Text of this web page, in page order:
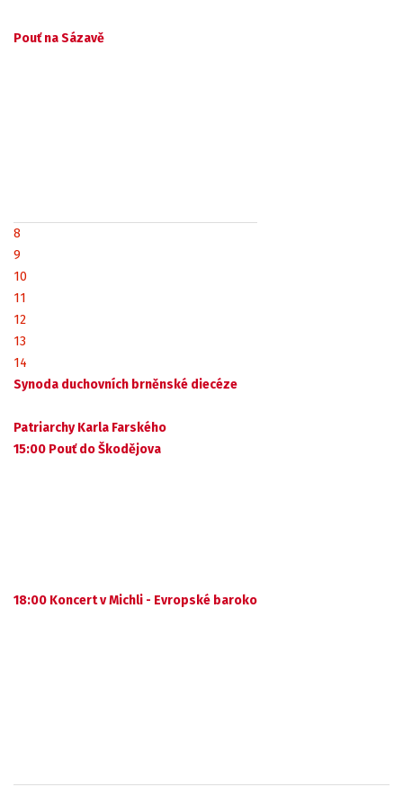
Pouť na Sázavě
8
9
10
11
12
13
14
Synoda duchovních brněnské diecéze
Patriarchy Karla Farského
15:00 Pouť do Škodějova
18:00 Koncert v Michli - Evropské baroko